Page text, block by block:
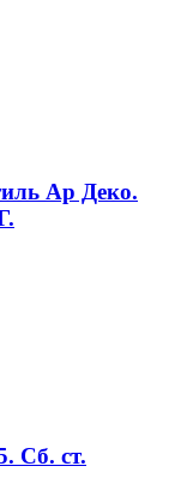
Ар Деко.
Сб. ст.